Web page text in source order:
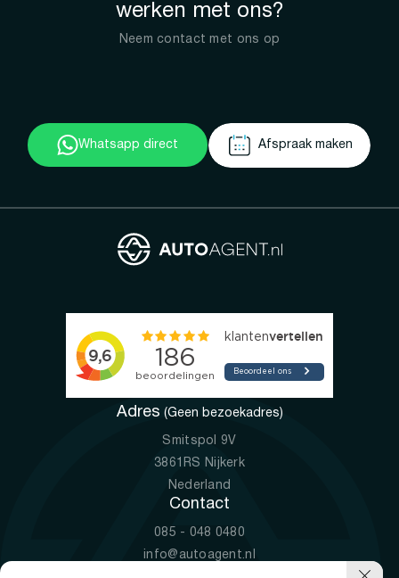
werken met ons?
Neem contact met ons op
Whatsapp direct Afspraak maken
Adres (Geen bezoekadres)
Smitspol 9V
3861RS Nijkerk
Nederland
Contact
085 - 048 0480
info@autoagent.nl